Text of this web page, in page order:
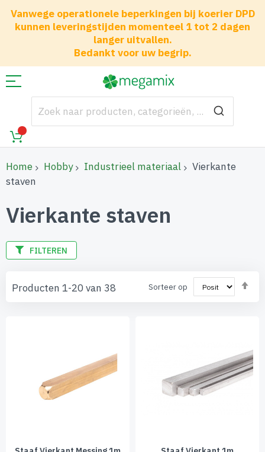
Vanwege operationele beperkingen bij koerier DPD
kunnen leveringstijden momenteel 1 tot 2 dagen
langer uitvallen.
Bedankt voor uw begrip.
Home Hobby Industrieel materiaal
Vierkante
staven
Vierkante staven
Producten 1-20 van 38 Sorteer op
FILTEREN